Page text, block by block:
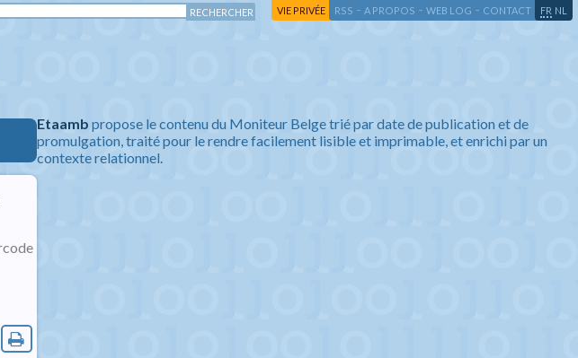
VIE PRIVÉE RSS - A PROPOS - WEB LOG - CONTACT FR NL
Etaamb propose le contenu du Moniteur Belge trié par date de publication et de
promulgation, traité pour le rendre facilement lisible et imprimable, et enrichi par un
contexte relationnel.